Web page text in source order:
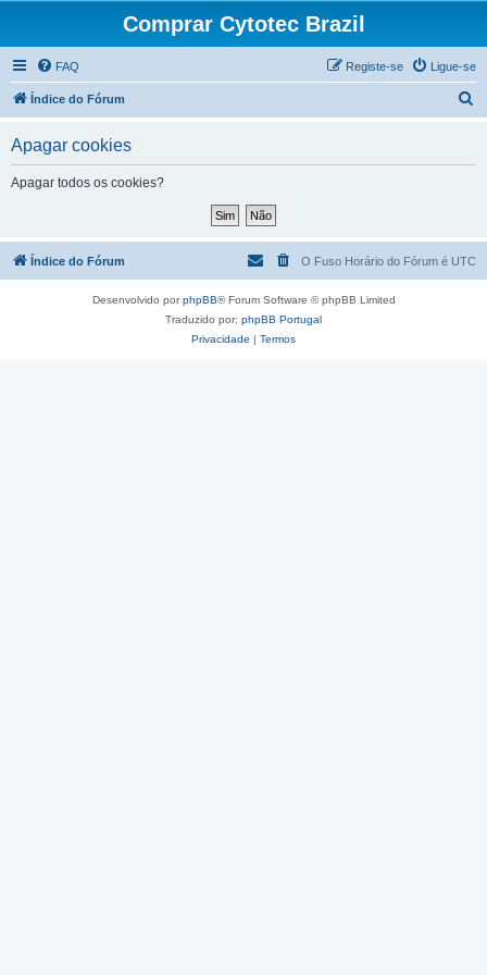
Comprar Cytotec Brazil
FAQ Ligue-se
Registe-se
Índice do Fórum
a
Apagar cookies
Apagar todos os cookies?
Índice do Fórum O Fuso Horário do Fórum é UTC
Desenvolvido porphpBB® Forum Software © phpBB Limited
Traduzido por: phpBB Portugal
Privacidade | Termos